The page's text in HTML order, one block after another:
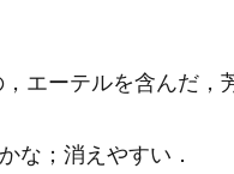
エーテルを含んだ，
な；消えやすい．